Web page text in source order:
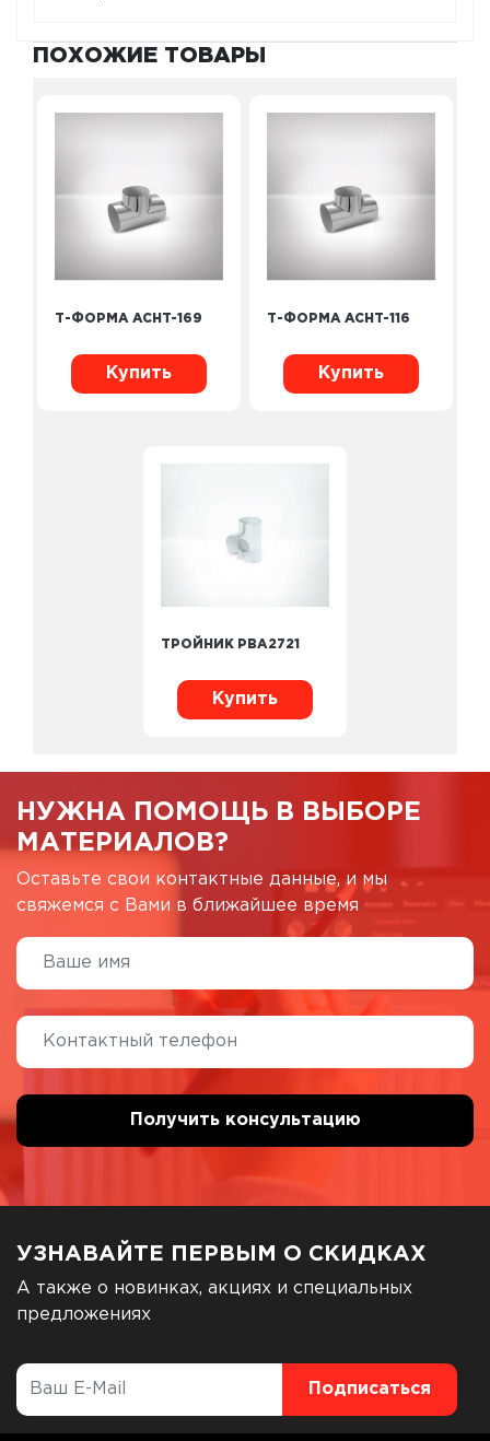
ПОХОЖИЕ ТОВАРЫ
Т-ФОРМА ACHT-169
Купить
Т-ФОРМА ACHT-116
Купить
ТРОЙНИК PBA2721
Купить
НУЖНА ПОМОЩЬ В ВЫБОРЕ
МАТЕРИАЛОВ?
Оставьте свои контактные данные, и мы
свяжемся с Вами в ближайшее время
УЗНАВАЙТЕ ПЕРВЫМ О СКИДКАХ
А также о новинках, акциях и специальных
предложениях